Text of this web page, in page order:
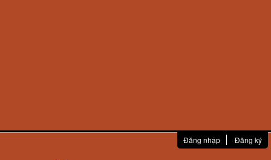
Đăng nhập Đăng ký